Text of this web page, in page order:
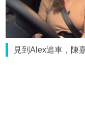
見到Alex追車，陳